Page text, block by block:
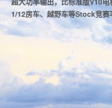
1/12房车、越野车等Stock竞赛